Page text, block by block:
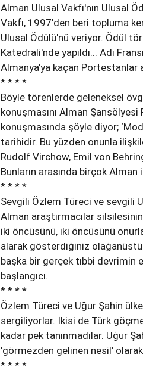
Alman Ulusal Vakfı'nın Ulusal
Vakfı, 1997'den beri topluma
Ulusal Ödülü'nü veriyor. Ödül
Katedrali'nde yapıldı... Adı
Almanya’ya kaçan Portestanlar
* * * *
Böyle törenlerde geleneksel
konuşmasını Alman Şansölyesi
konuşmasında şöyle diyor;
tarihidir. Bu yüzden onunla
Rudolf Virchow, Emil von
Bunların arasında birçok Alman
* * * *
Sevgili Özlem Türeci ve sevgili
Alman araştırmacılar silsilesinin
iki öncüsünü, iki öncüsünü
alarak gösterdiğiniz olağanüstü
başka bir gerçek tıbbi devrimin
başlangıcı.
* * * *
Özlem Türeci ve Uğur Şahin
sergiliyorlar. İkisi de Türk
kadar pek tanınmadılar. Uğur
'görmezden gelinen nesil'
* * * *